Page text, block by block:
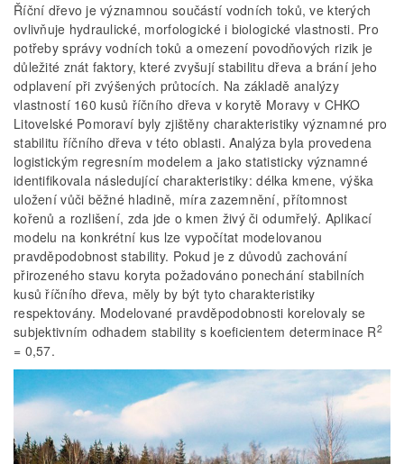
Říční dřevo je významnou součástí vodních toků, ve kterých
ovlivňuje hydraulické, morfologické i biologické vlastnosti. Pro
potřeby správy vodních toků a omezení povodňových rizik je
důležité znát faktory, které zvyšují stabilitu dřeva a brání jeho
odplavení při zvýšených průtocích. Na základě analýzy
vlastností 160 kusů říčního dřeva v korytě Moravy v CHKO
Litovelské Pomoraví byly zjištěny charakteristiky významné pro
stabilitu říčního dřeva v této oblasti. Analýza byla provedena
logistickým regresním modelem a jako statisticky významné
identifikovala následující charakteristiky: délka kmene, výška
uložení vůči běžné hladině, míra zazemnění, přítomnost
kořenů a rozlišení, zda jde o kmen živý či odumřelý. Aplikací
modelu na konkrétní kus lze vypočítat modelovanou
pravděpodobnost stability. Pokud je z důvodů zachování
přirozeného stavu koryta požadováno ponechání stabilních
kusů říčního dřeva, měly by být tyto charakteristiky
respektovány. Modelované pravděpodobnosti korelovaly se
subjektivním odhadem stability s koeficientem determinace R2
= 0,57.